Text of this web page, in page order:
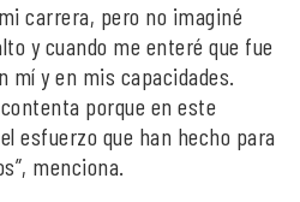
carrera, pero no imaginé
y cuando me enteré que fue
mí y en mis capacidades.
porque en este
esfuerzo que han hecho para
menciona.